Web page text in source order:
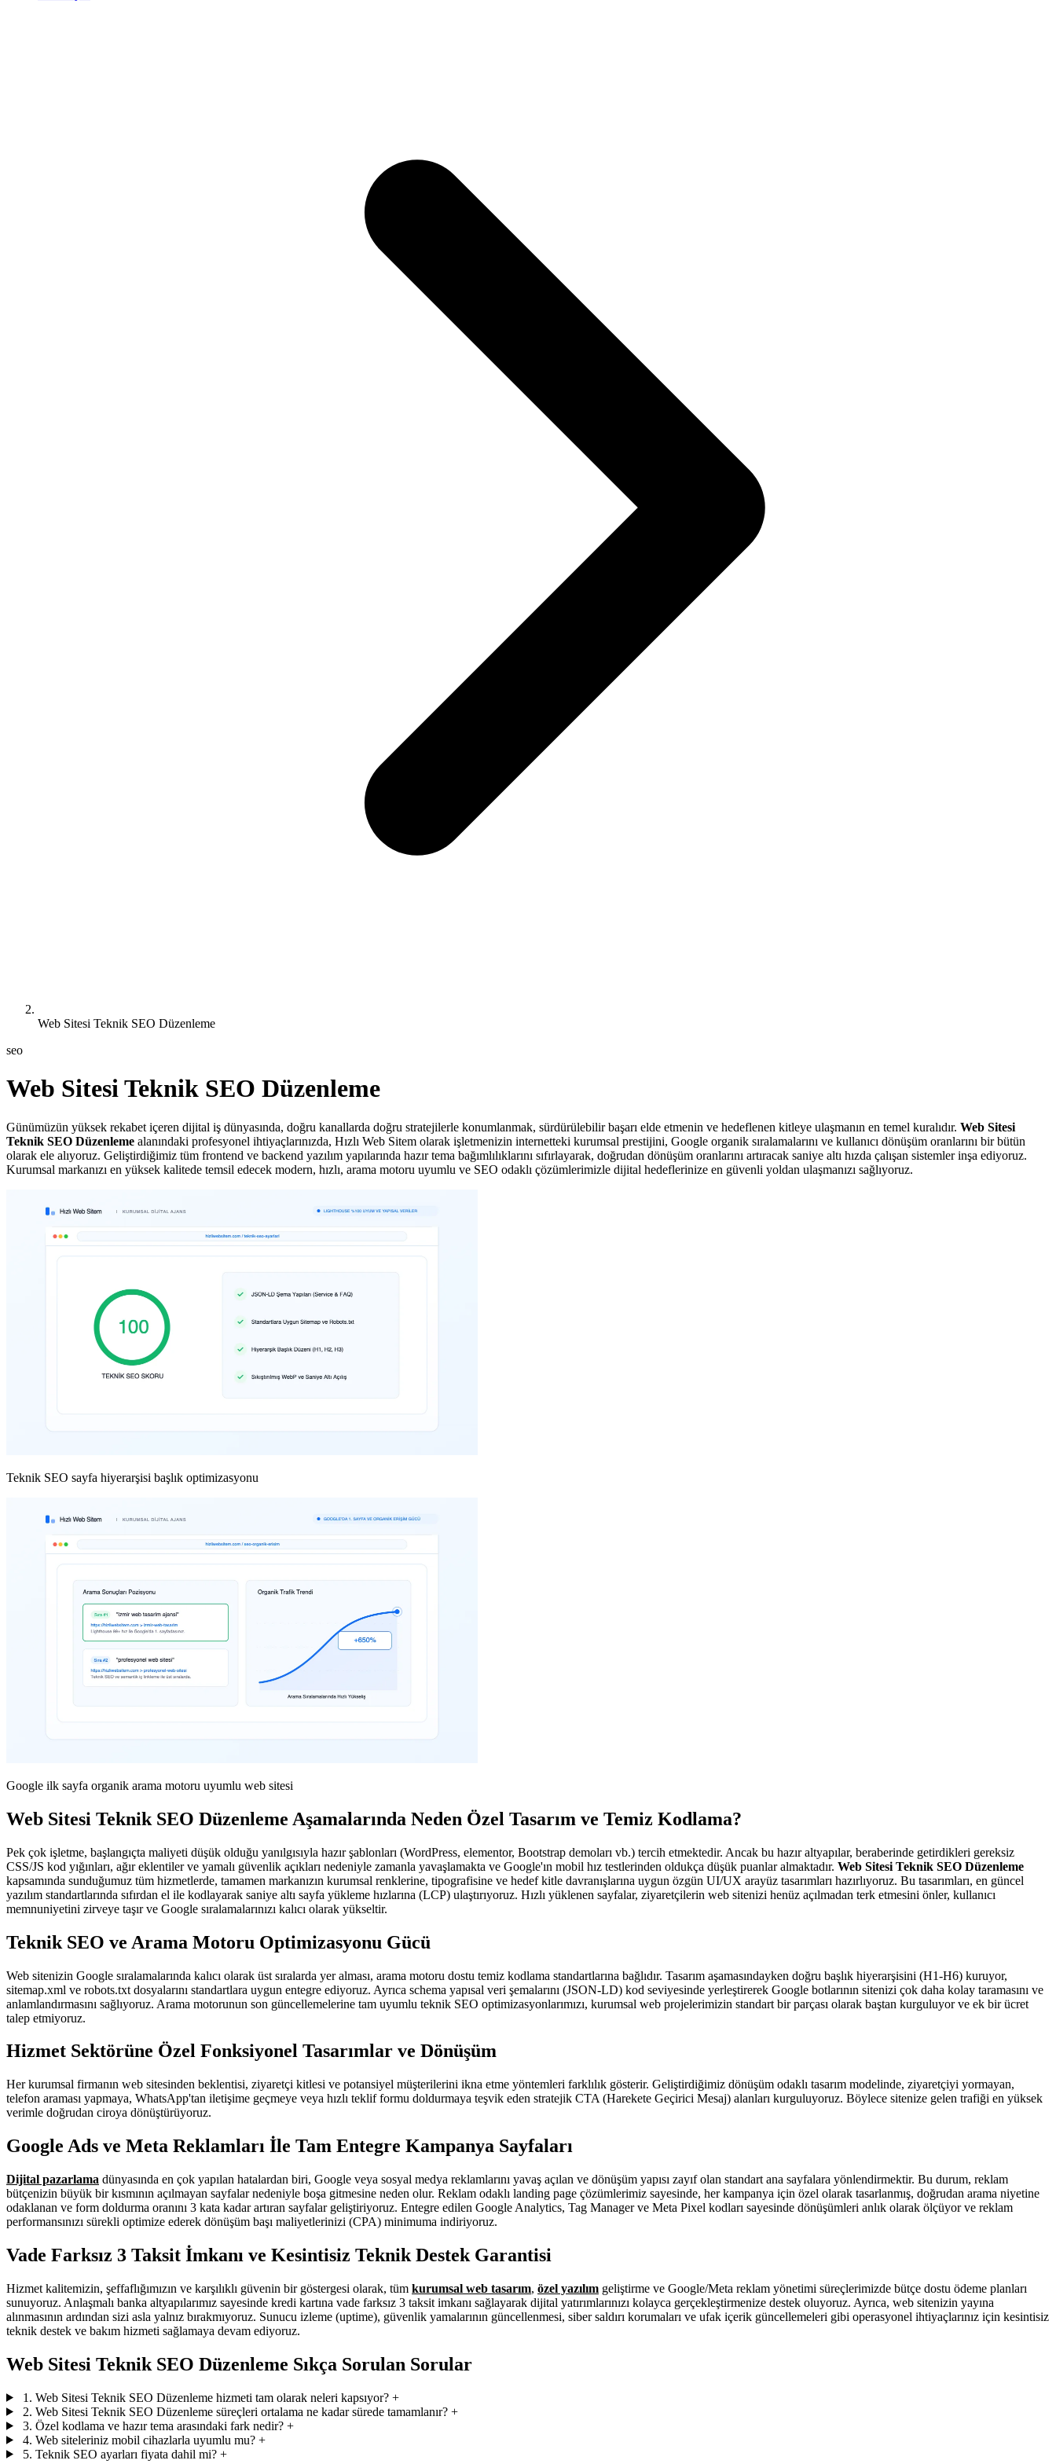
Web Sitesi Teknik SEO Düzenleme
seo
Web Sitesi Teknik SEO Düzenleme
Günümüzün yüksek rekabet içeren dijital iş dünyasında, doğru kanallarda doğru stratejilerle konumlanmak, sürdürülebilir başarı elde etmenin ve hedeflenen kitleye ulaşmanın en temel kuralıdır. Web Sitesi
Teknik SEO Düzenleme alanındaki profesyonel ihtiyaçlarınızda, Hızlı Web Sitem olarak işletmenizin internetteki kurumsal prestijini, Google organik sıralamalarını ve kullanıcı dönüşüm oranlarını bir bütün
olarak ele alıyoruz. Geliştirdiğimiz tüm frontend ve backend yazılım yapılarında hazır tema bağımlılıklarını sıfırlayarak, doğrudan dönüşüm oranlarını artıracak saniye altı hızda çalışan sistemler inşa ediyoruz.
Kurumsal markanızı en yüksek kalitede temsil edecek modern, hızlı, arama motoru uyumlu ve SEO odaklı çözümlerimizle dijital hedeflerinize en güvenli yoldan ulaşmanızı sağlıyoruz.
Teknik SEO sayfa hiyerarşisi başlık optimizasyonu
Google ilk sayfa organik arama motoru uyumlu web sitesi
Web Sitesi Teknik SEO Düzenleme Aşamalarında Neden Özel Tasarım ve Temiz Kodlama?
Pek çok işletme, başlangıçta maliyeti düşük olduğu yanılgısıyla hazır şablonları (WordPress, elementor, Bootstrap demoları vb.) tercih etmektedir. Ancak bu hazır altyapılar, beraberinde getirdikleri gereksiz
CSS/JS kod yığınları, ağır eklentiler ve yamalı güvenlik açıkları nedeniyle zamanla yavaşlamakta ve Google'ın mobil hız testlerinden oldukça düşük puanlar almaktadır. Web Sitesi Teknik SEO Düzenleme
kapsamında sunduğumuz tüm hizmetlerde, tamamen markanızın kurumsal renklerine, tipografisine ve hedef kitle davranışlarına uygun özgün UI/UX arayüz tasarımları hazırlıyoruz. Bu tasarımları, en güncel
yazılım standartlarında sıfırdan el ile kodlayarak saniye altı sayfa yükleme hızlarına (LCP) ulaştırıyoruz. Hızlı yüklenen sayfalar, ziyaretçilerin web sitenizi henüz açılmadan terk etmesini önler, kullanıcı
memnuniyetini zirveye taşır ve Google sıralamalarınızı kalıcı olarak yükseltir.
Teknik SEO ve Arama Motoru Optimizasyonu Gücü
Web sitenizin Google sıralamalarında kalıcı olarak üst sıralarda yer alması, arama motoru dostu temiz kodlama standartlarına bağlıdır. Tasarım aşamasındayken doğru başlık hiyerarşisini (H1-H6) kuruyor,
sitemap.xml ve robots.txt dosyalarını standartlara uygun entegre ediyoruz. Ayrıca schema yapısal veri şemalarını (JSON-LD) kod seviyesinde yerleştirerek Google botlarının sitenizi çok daha kolay taramasını ve
anlamlandırmasını sağlıyoruz. Arama motorunun son güncellemelerine tam uyumlu teknik SEO optimizasyonlarımızı, kurumsal web projelerimizin standart bir parçası olarak baştan kurguluyor ve ek bir ücret
talep etmiyoruz.
Hizmet Sektörüne Özel Fonksiyonel Tasarımlar ve Dönüşüm
Her kurumsal firmanın web sitesinden beklentisi, ziyaretçi kitlesi ve potansiyel müşterilerini ikna etme yöntemleri farklılık gösterir. Geliştirdiğimiz dönüşüm odaklı tasarım modelinde, ziyaretçiyi yormayan,
telefon araması yapmaya, WhatsApp'tan iletişime geçmeye veya hızlı teklif formu doldurmaya teşvik eden stratejik CTA (Harekete Geçirici Mesaj) alanları kurguluyoruz. Böylece sitenize gelen trafiği en yüksek
verimle doğrudan ciroya dönüştürüyoruz.
Google Ads ve Meta Reklamları İle Tam Entegre Kampanya Sayfaları
Dijital pazarlama dünyasında en çok yapılan hatalardan biri, Google veya sosyal medya reklamlarını yavaş açılan ve dönüşüm yapısı zayıf olan standart ana sayfalara yönlendirmektir. Bu durum, reklam
bütçenizin büyük bir kısmının açılmayan sayfalar nedeniyle boşa gitmesine neden olur. Reklam odaklı landing page çözümlerimiz sayesinde, her kampanya için özel olarak tasarlanmış, doğrudan arama niyetine
odaklanan ve form doldurma oranını 3 kata kadar artıran sayfalar geliştiriyoruz. Entegre edilen Google Analytics, Tag Manager ve Meta Pixel kodları sayesinde dönüşümleri anlık olarak ölçüyor ve reklam
performansınızı sürekli optimize ederek dönüşüm başı maliyetlerinizi (CPA) minimuma indiriyoruz.
Vade Farksız 3 Taksit İmkanı ve Kesintisiz Teknik Destek Garantisi
Hizmet kalitemizin, şeffaflığımızın ve karşılıklı güvenin bir göstergesi olarak, tüm kurumsal web tasarım, özel yazılım geliştirme ve Google/Meta reklam yönetimi süreçlerimizde bütçe dostu ödeme planları
sunuyoruz. Anlaşmalı banka altyapılarımız sayesinde kredi kartına vade farksız 3 taksit imkanı sağlayarak dijital yatırımlarınızı kolayca gerçekleştirmenize destek oluyoruz. Ayrıca, web sitenizin yayına
alınmasının ardından sizi asla yalnız bırakmıyoruz. Sunucu izleme (uptime), güvenlik yamalarının güncellenmesi, siber saldırı korumaları ve ufak içerik güncellemeleri gibi operasyonel ihtiyaçlarınız için kesintisiz
teknik destek ve bakım hizmeti sağlamaya devam ediyoruz.
Web Sitesi Teknik SEO Düzenleme Sıkça Sorulan Sorular
1. Web Sitesi Teknik SEO Düzenleme hizmeti tam olarak neleri kapsıyor? +
2. Web Sitesi Teknik SEO Düzenleme süreçleri ortalama ne kadar sürede tamamlanır? +
3. Özel kodlama ve hazır tema arasındaki fark nedir? +
4. Web siteleriniz mobil cihazlarla uyumlu mu? +
5. Teknik SEO ayarları fiyata dahil mi? +